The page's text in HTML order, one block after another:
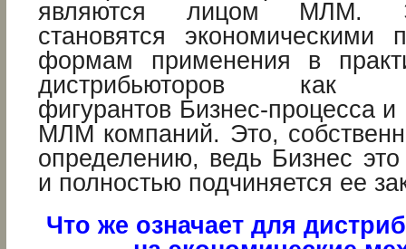
являются лицом МЛМ.
становятся
формам применения в
дистрибьюторов как
фигурантов Бизнес-процесса
МЛМ компаний. Это,
определению, ведь Бизнес
и полностью подчиняется ее
Что же означает для